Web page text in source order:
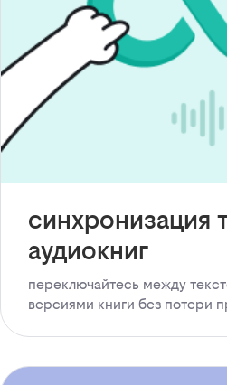
синхронизация
аудиокниг
переключайтесь между
версиями книги без потери